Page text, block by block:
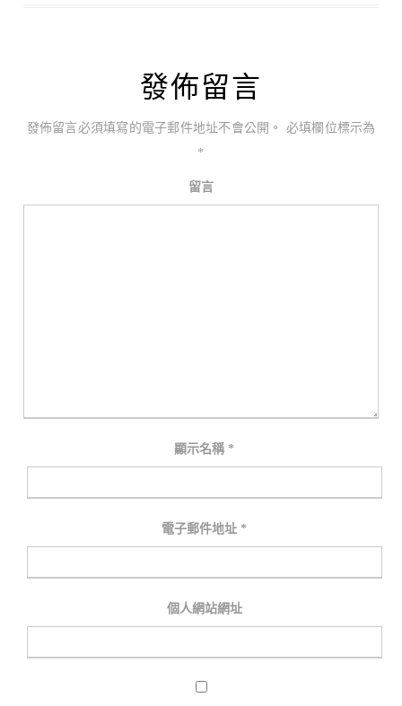
發佈留言
發佈留言必須填寫的電子郵件地址不會公開。
必填欄位標示為
*
留言
顯示名稱 *
電子郵件地址 *
個人網站網址